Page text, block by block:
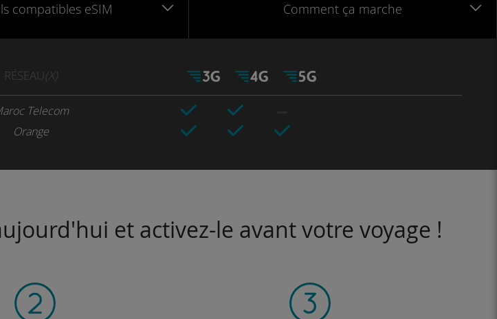
compatibles eSIM Comment ça marche
RÉSEAU(X)
Telecom
Orange
et activez-le avant votre voyage !